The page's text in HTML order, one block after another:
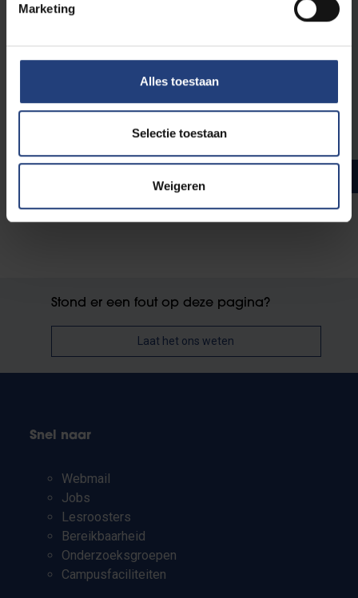
Marketing
Alles toestaan
Selectie toestaan
Weigeren
Vakdidactiek Project Algemene Vakken (PAV) 1
Vakdidactiek Humanistische levensbeschouwing in
Samen maken we de (wereld)stad 6
Stond er een fout op deze pagina?
Laat het ons weten
Snel naar
Webmail
Jobs
Lesroosters
Bereikbaarheid
Onderzoeksgroepen
Campusfaciliteiten